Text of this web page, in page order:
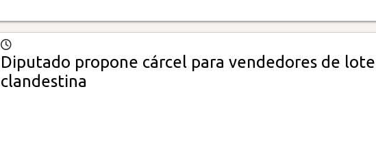
Diputado propone cárcel para vendedores de
clandestina